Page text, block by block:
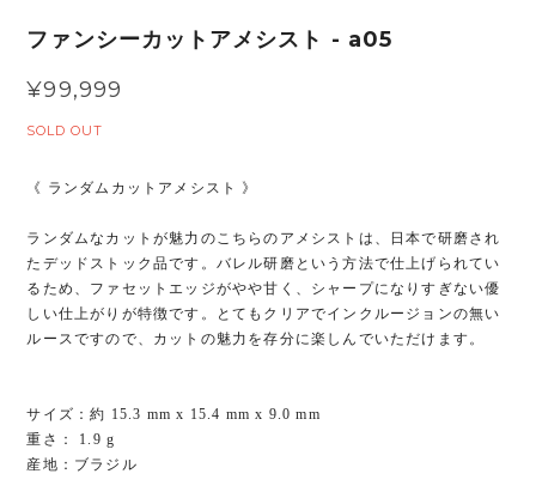
ファンシーカットアメシスト - a05
¥99,999
SOLD OUT
《 ランダムカットアメシスト 》
ランダムなカットが魅力のこちらのアメシストは、日本で研磨され
たデッドストック品です。バレル研磨という方法で仕上げられてい
るため、ファセットエッジがやや甘く、シャープになりすぎない優
しい仕上がりが特徴です。とてもクリアでインクルージョンの無い
ルースですので、カットの魅力を存分に楽しんでいただけます。
サイズ：約 15.3 mm x 15.4 mm x 9.0 mm
重さ： 1.9 g
産地：ブラジル